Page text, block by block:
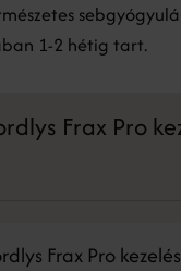
1-2 hétig tart.
Frax Pro
Frax Pro kezelés